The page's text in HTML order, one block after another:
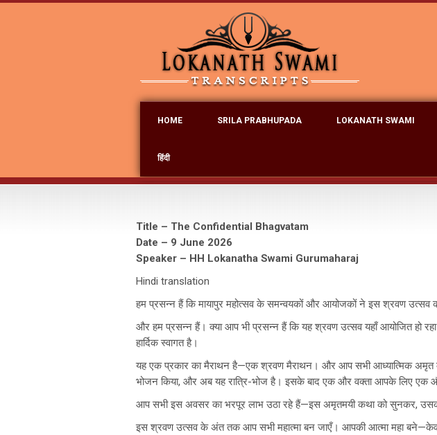
HOME SRILA PRABHUPADA LOKANATH SWAMI
हिंदी
Title – The Confidential Bhagvatam
Date – 9 June 2026
Speaker – HH Lokanatha Swami Gurumaharaj
Hindi translation
हम प्रसन्न हैं कि मायापुर महोत्सव के समन्वयकों और आयोजकों ने इस श्रवण उत्सव
और हम प्रसन्न हैं। क्या आप भी प्रसन्न हैं कि यह श्रवण उत्सव यहाँ आयोजित हो
हार्दिक स्वागत है।
यह एक प्रकार का मैराथन है—एक श्रवण मैराथन। और आप सभी आध्यात्मिक अमृत
भोजन किया, और अब यह रात्रि-भोज है। इसके बाद एक और वक्ता आपके लिए
आप सभी इस अवसर का भरपूर लाभ उठा रहे हैं—इस अमृतमयी कथा को सुनकर,
इस श्रवण उत्सव के अंत तक आप सभी महात्मा बन जाएँ। आपकी आत्मा महा बने—केवल